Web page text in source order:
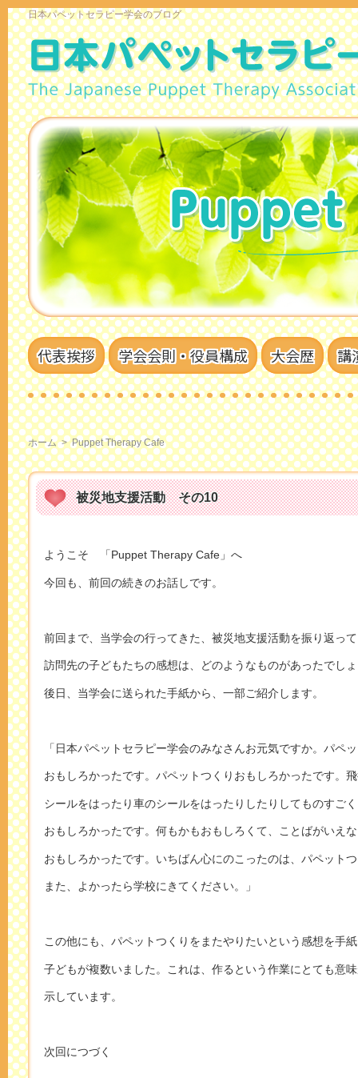
日本パペットセラピー学会のブログ
代表挨拶 学会会則・役員構成 大会歴 講
ホーム > Puppet Therapy Cafe
被災地支援活動 その10
ようこそ 「Puppet Therapy Cafe」へ
今回も、前回の続きのお話しです。
前回まで、当学会の行ってきた、被災地支援活動を振り返っ
訪問先の子どもたちの感想は、どのようなものがあったでし
後日、当学会に送られた手紙から、一部ご紹介します。
「日本パペットセラピー学会のみなさんお元気ですか。パペ
おもしろかったです。パペットつくりおもしろかったです。
シールをはったり車のシールをはったりしたりしてものすごく
おもしろかったです。何もかもおもしろくて、ことばがいえ
おもしろかったです。いちばん心にのこったのは、パペット
また、よかったら学校にきてください。」
この他にも、パペットつくりをまたやりたいという感想を手
子どもが複数いました。これは、作るという作業にとても意
示しています。
次回につづく